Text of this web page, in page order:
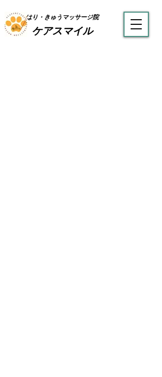
はり・きゅうマッサージ院
ケアスマイル